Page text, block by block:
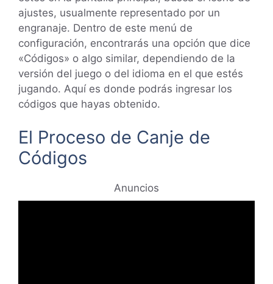
ajustes, usualmente representado por un
engranaje. Dentro de este menú de
configuración, encontrarás una opción que dice
«Códigos» o algo similar, dependiendo de la
versión del juego o del idioma en el que estés
jugando. Aquí es donde podrás ingresar los
códigos que hayas obtenido.
El Proceso de Canje de
Códigos
Anuncios